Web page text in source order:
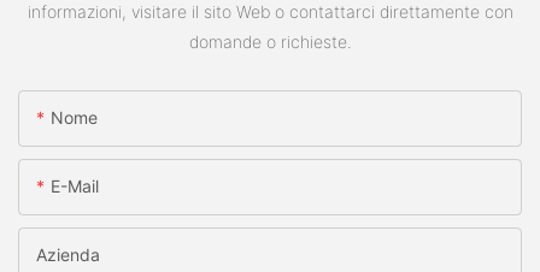
informazioni, visitare il sito Web o contattarci direttamente con
domande o richieste.
Nome
E-Mail
Azienda